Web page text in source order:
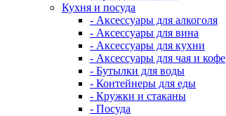
Кухня и посуда
- Аксессуары для алкоголя
- Аксессуары для вина
- Аксессуары для кухни
- Аксессуары для чая и кофе
- Бутылки для воды
- Контейнеры для еды
- Кружки и стаканы
- Посуда